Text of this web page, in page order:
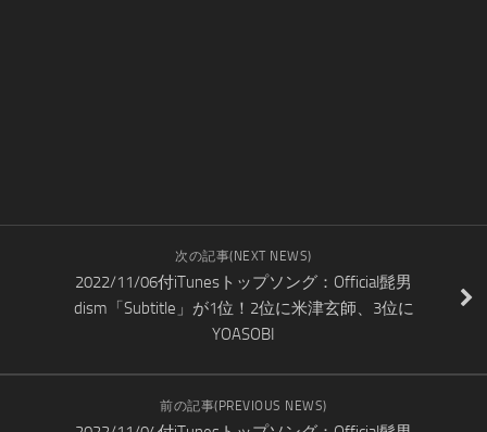
次の記事(NEXT NEWS)
2022/11/06付iTunesトップソング：Official髭男
dism「Subtitle」が1位！2位に米津玄師、3位に
YOASOBI
前の記事(PREVIOUS NEWS)